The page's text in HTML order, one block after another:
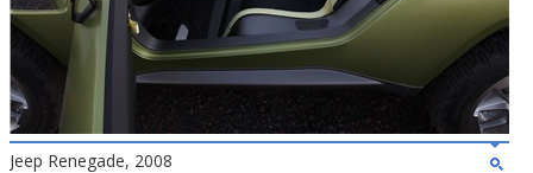
Jeep Renegade, 2008